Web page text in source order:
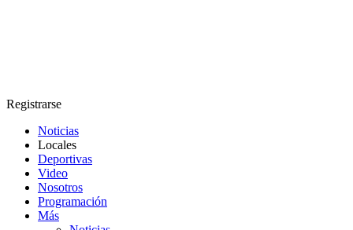
Registrarse
Noticias
Locales
Deportivas
Video
Nosotros
Programación
Más